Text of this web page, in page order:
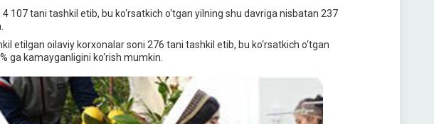
107 tani tashkil etib, bu ko‘rsatkich o‘tgan yilning shu davriga nisbatan 237
etilgan oilaviy korxonalar soni 276 tani tashkil etib, bu ko‘rsatkich o‘tgan
ga kamayganligini ko‘rish mumkin.